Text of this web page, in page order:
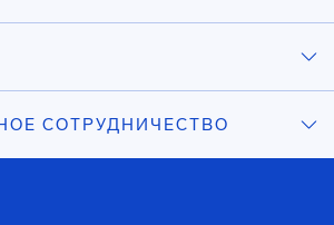
СОТРУДНИЧЕСТВО